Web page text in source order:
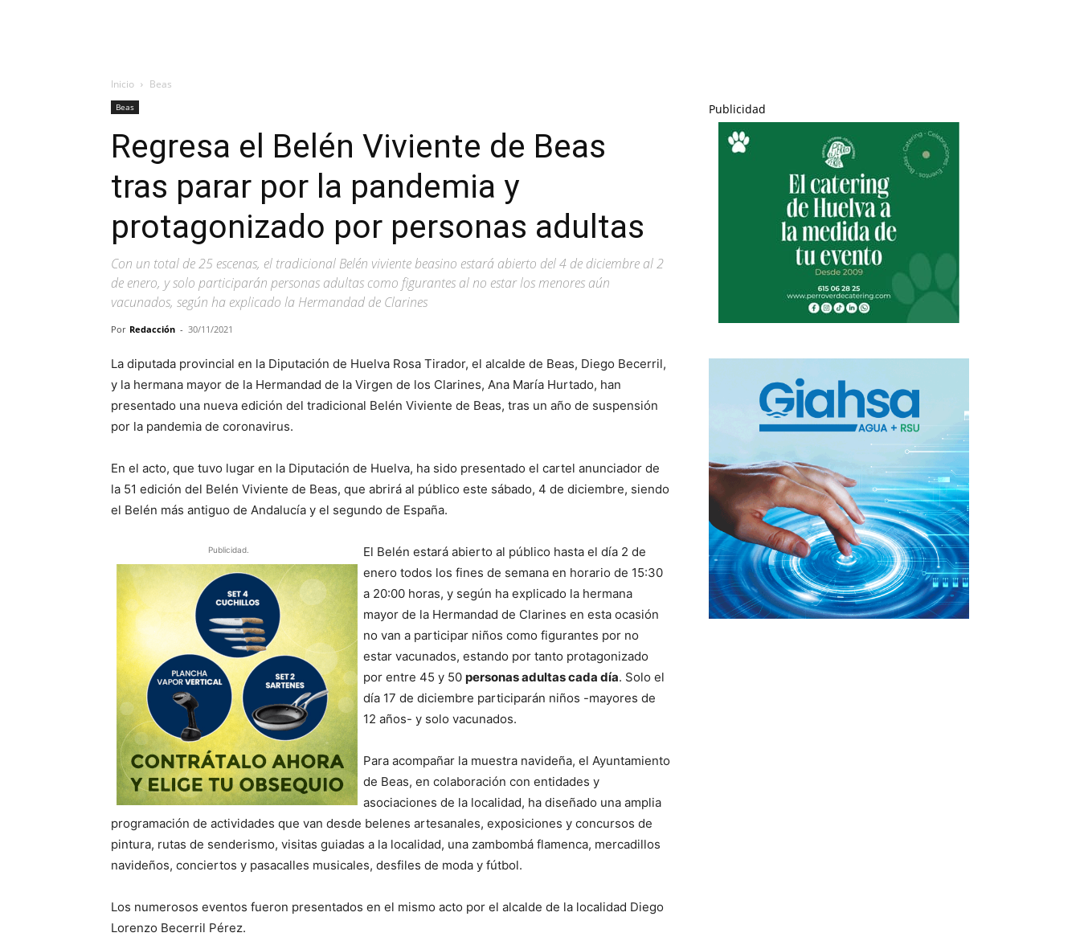
Inicio Beas
Beas
Regresa el Belén Viviente de Beas
tras parar por la pandemia y
protagonizado por personas adultas
Con un total de 25 escenas, el tradicional Belén viviente beasino estará abierto del 4 de diciembre al 2
de enero, y solo participarán personas adultas como figurantes al no estar los menores aún
vacunados, según ha explicado la Hermandad de Clarines
Por Redacción - 30/11/2021
La diputada provincial en la Diputación de Huelva Rosa Tirador, el alcalde de Beas, Diego Becerril,
y la hermana mayor de la Hermandad de la Virgen de los Clarines, Ana María Hurtado, han
presentado una nueva edición del tradicional Belén Viviente de Beas, tras un año de suspensión
por la pandemia de coronavirus.
En el acto, que tuvo lugar en la Diputación de Huelva, ha sido presentado el cartel anunciador de
la 51 edición del Belén Viviente de Beas, que abrirá al público este sábado, 4 de diciembre, siendo
el Belén más antiguo de Andalucía y el segundo de España.
Publicidad.
El Belén estará abierto al público hasta el día 2 de
enero todos los fines de semana en horario de 15:30
a 20:00 horas, y según ha explicado la hermana
mayor de la Hermandad de Clarines en esta ocasión
no van a participar niños como figurantes por no
estar vacunados, estando por tanto protagonizado
por entre 45 y 50 personas adultas cada día. Solo el
día 17 de diciembre participarán niños -mayores de
12 años- y solo vacunados.
Para acompañar la muestra navideña, el Ayuntamiento
de Beas, en colaboración con entidades y
asociaciones de la localidad, ha diseñado una amplia
programación de actividades que van desde belenes artesanales, exposiciones y concursos de
pintura, rutas de senderismo, visitas guiadas a la localidad, una zambombá flamenca, mercadillos
navideños, conciertos y pasacalles musicales, desfiles de moda y fútbol.
Los numerosos eventos fueron presentados en el mismo acto por el alcalde de la localidad Diego
Lorenzo Becerril Pérez.
Publicidad